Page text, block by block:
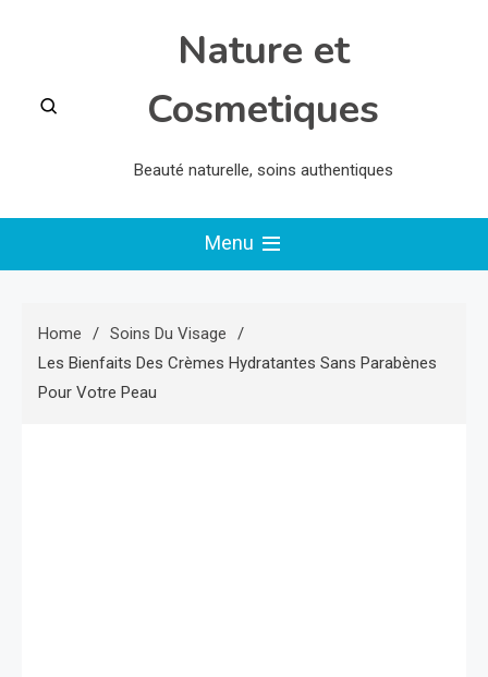
Nature et
Cosmetiques
Beauté naturelle, soins authentiques
Menu
Home
Soins Du Visage
Les Bienfaits Des Crèmes Hydratantes Sans Parabènes
Pour Votre Peau